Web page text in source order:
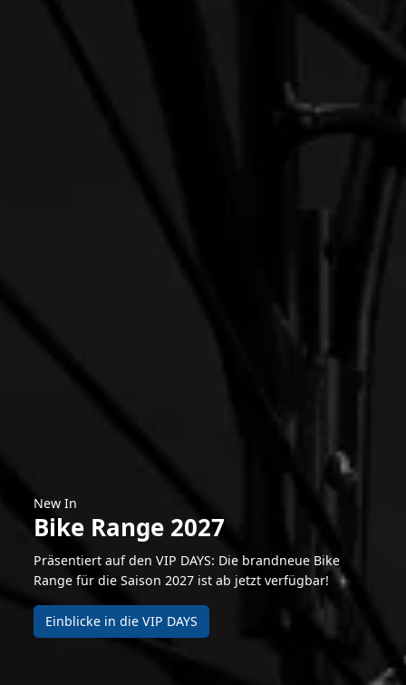
New In
Bike Range 2027
Präsentiert auf den VIP DAYS: Die brandneue Bike
Range für die Saison 2027 ist ab jetzt verfügbar!
Einblicke in die VIP DAYS